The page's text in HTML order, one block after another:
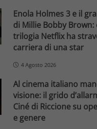
Enola Holmes 3 e il
di Millie Bobby Brown:
trilogia Netflix ha
carriera di una star
4 Agosto 2026
Al cinema italiano
visione: il grido
Ciné di Riccione su
e genere